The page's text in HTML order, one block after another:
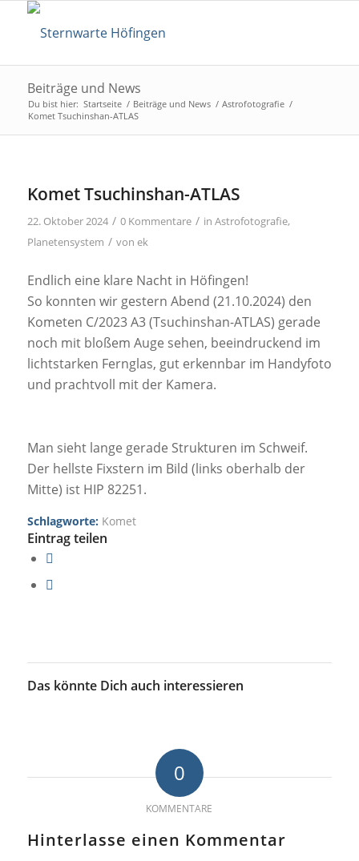
Beiträge und News
Du bist hier: Startseite / Beiträge und News / Astrofotografie /
Komet Tsuchinshan-ATLAS
Komet Tsuchinshan-ATLAS
22. Oktober 2024 / 0 Kommentare / in Astrofotografie,
Planetensystem / von ek
Endlich eine klare Nacht in Höfingen!
So konnten wir gestern Abend (21.10.2024) den
Kometen C/2023 A3 (Tsuchinshan-ATLAS) gerade
noch mit bloßem Auge sehen, beeindruckend im
lichtstarken Fernglas, gut erkennbar im Handyfoto
und prachtvoll mit der Kamera.
Man sieht lange gerade Strukturen im Schweif.
Der hellste Fixstern im Bild (links oberhalb der
Mitte) ist HIP 82251.
Schlagworte: Komet
Eintrag teilen
Das könnte Dich auch interessieren
0
KOMMENTARE
Hinterlasse einen Kommentar